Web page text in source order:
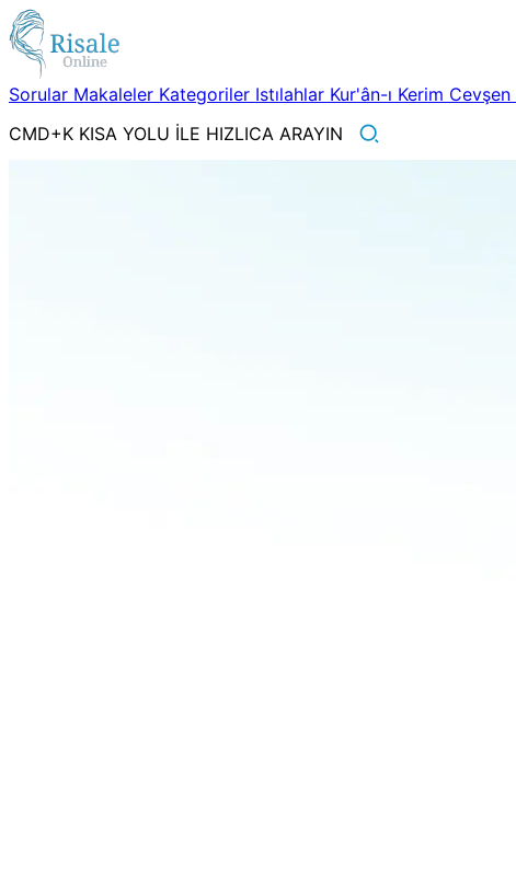
Sorular Makaleler Kategoriler Istılahlar Kur'ân-ı Kerim Cevşen
CMD+K KISA YOLU İLE HIZLICA ARAYIN